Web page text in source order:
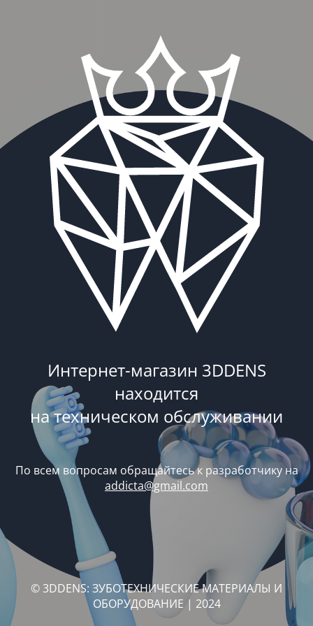
Интернет-магазин 3DDENS
находится
на техническом обслуживании
По всем вопросам обращайтесь к разработчику на
addicta@gmail.com
© 3DDENS: ЗУБОТЕХНИЧЕСКИЕ МАТЕРИАЛЫ И
ОБОРУДОВАНИЕ | 2024